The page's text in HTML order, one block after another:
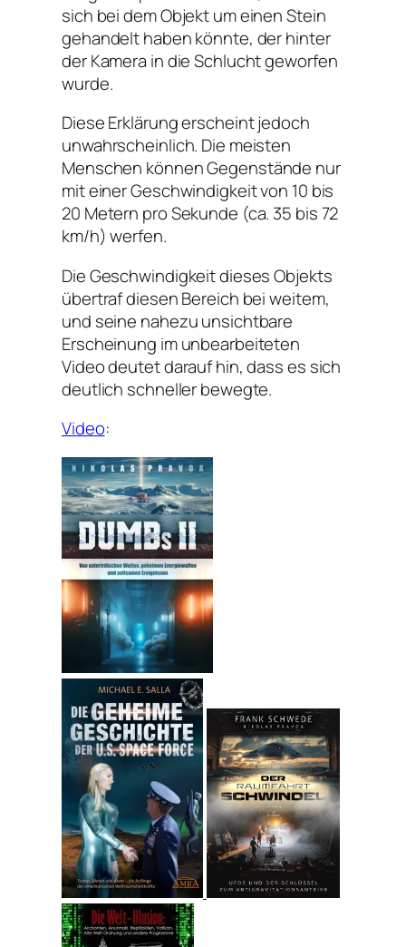
sich bei dem Objekt um einen Stein
gehandelt haben könnte, der hinter
der Kamera in die Schlucht geworfen
wurde.
Diese Erklärung erscheint jedoch
unwahrscheinlich. Die meisten
Menschen können Gegenstände nur
mit einer Geschwindigkeit von 10 bis
20 Metern pro Sekunde (ca. 35 bis 72
km/h) werfen.
Die Geschwindigkeit dieses Objekts
übertraf diesen Bereich bei weitem,
und seine nahezu unsichtbare
Erscheinung im unbearbeiteten
Video deutet darauf hin, dass es sich
deutlich schneller bewegte.
Video: